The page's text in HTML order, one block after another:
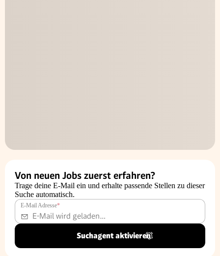
Von neuen Jobs zuerst erfahren?
Trage deine E-Mail ein und erhalte passende Stellen zu dieser
Suche automatisch.
E-Mail Adresse*
Suchagent aktivieren